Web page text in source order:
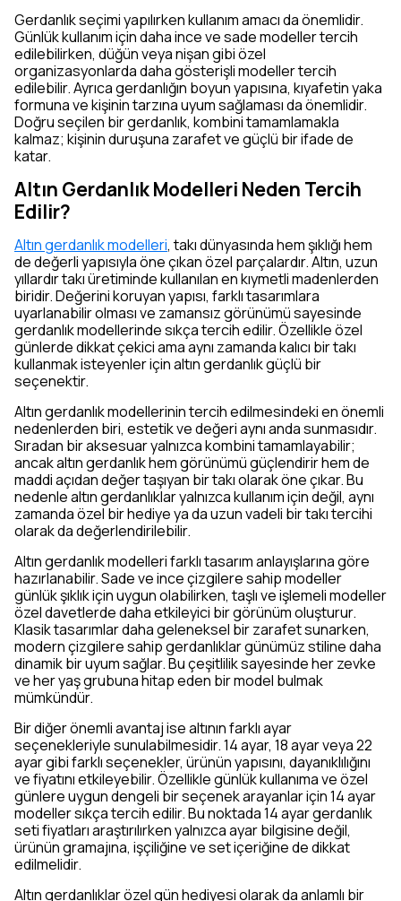
Gerdanlık seçimi yapılırken kullanım amacı da önemlidir.
Günlük kullanım için daha ince ve sade modeller tercih
edilebilirken, düğün veya nişan gibi özel
organizasyonlarda daha gösterişli modeller tercih
edilebilir. Ayrıca gerdanlığın boyun yapısına, kıyafetin yaka
formuna ve kişinin tarzına uyum sağlaması da önemlidir.
Doğru seçilen bir gerdanlık, kombini tamamlamakla
kalmaz; kişinin duruşuna zarafet ve güçlü bir ifade de
katar.
Altın Gerdanlık Modelleri Neden Tercih
Edilir?
Altın gerdanlık modelleri, takı dünyasında hem şıklığı hem
de değerli yapısıyla öne çıkan özel parçalardır. Altın, uzun
yıllardır takı üretiminde kullanılan en kıymetli madenlerden
biridir. Değerini koruyan yapısı, farklı tasarımlara
uyarlanabilir olması ve zamansız görünümü sayesinde
gerdanlık modellerinde sıkça tercih edilir. Özellikle özel
günlerde dikkat çekici ama aynı zamanda kalıcı bir takı
kullanmak isteyenler için altın gerdanlık güçlü bir
seçenektir.
Altın gerdanlık modellerinin tercih edilmesindeki en önemli
nedenlerden biri, estetik ve değeri aynı anda sunmasıdır.
Sıradan bir aksesuar yalnızca kombini tamamlayabilir;
ancak altın gerdanlık hem görünümü güçlendirir hem de
maddi açıdan değer taşıyan bir takı olarak öne çıkar. Bu
nedenle altın gerdanlıklar yalnızca kullanım için değil, aynı
zamanda özel bir hediye ya da uzun vadeli bir takı tercihi
olarak da değerlendirilebilir.
Altın gerdanlık modelleri farklı tasarım anlayışlarına göre
hazırlanabilir. Sade ve ince çizgilere sahip modeller
günlük şıklık için uygun olabilirken, taşlı ve işlemeli modeller
özel davetlerde daha etkileyici bir görünüm oluşturur.
Klasik tasarımlar daha geleneksel bir zarafet sunarken,
modern çizgilere sahip gerdanlıklar günümüz stiline daha
dinamik bir uyum sağlar. Bu çeşitlilik sayesinde her zevke
ve her yaş grubuna hitap eden bir model bulmak
mümkündür.
Bir diğer önemli avantaj ise altının farklı ayar
seçenekleriyle sunulabilmesidir. 14 ayar, 18 ayar veya 22
ayar gibi farklı seçenekler, ürünün yapısını, dayanıklılığını
ve fiyatını etkileyebilir. Özellikle günlük kullanıma ve özel
günlere uygun dengeli bir seçenek arayanlar için 14 ayar
modeller sıkça tercih edilir. Bu noktada 14 ayar gerdanlık
seti fiyatları araştırılırken yalnızca ayar bilgisine değil,
ürünün gramajına, işçiliğine ve set içeriğine de dikkat
edilmelidir.
Altın gerdanlıklar özel gün hediyesi olarak da anlamlı bir